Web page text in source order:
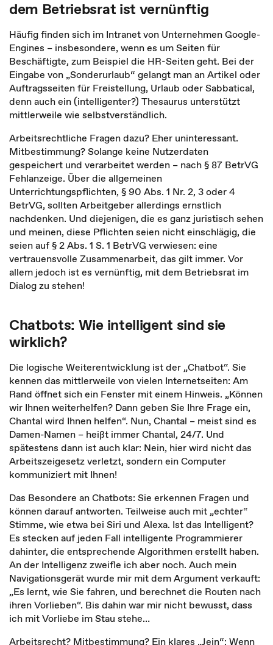
dem Betriebsrat ist vernünftig
Häufig finden sich im Intranet von Unternehmen Google-
Engines – insbesondere, wenn es um Seiten für
Beschäftigte, zum Beispiel die HR-Seiten geht. Bei der
Eingabe von „Sonderurlaub“ gelangt man an Artikel oder
Auftragsseiten für Freistellung, Urlaub oder Sabbatical,
denn auch ein (intelligenter?) Thesaurus unterstützt
mittlerweile wie selbstverständlich.
Arbeitsrechtliche Fragen dazu? Eher uninteressant.
Mitbestimmung? Solange keine Nutzerdaten
gespeichert und verarbeitet werden – nach § 87 BetrVG
Fehlanzeige. Über die allgemeinen
Unterrichtungspflichten, § 90 Abs. 1 Nr. 2, 3 oder 4
BetrVG, sollten Arbeitgeber allerdings ernstlich
nachdenken. Und diejenigen, die es ganz juristisch sehen
und meinen, diese Pflichten seien nicht einschlägig, die
seien auf § 2 Abs. 1 S. 1 BetrVG verwiesen: eine
vertrauensvolle Zusammenarbeit, das gilt immer. Vor
allem jedoch ist es vernünftig, mit dem Betriebsrat im
Dialog zu stehen!
Chatbots: Wie intelligent sind sie
wirklich?
Die logische Weiterentwicklung ist der „Chatbot“. Sie
kennen das mittlerweile von vielen Internetseiten: Am
Rand öffnet sich ein Fenster mit einem Hinweis. „Können
wir Ihnen weiterhelfen? Dann geben Sie Ihre Frage ein,
Chantal wird Ihnen helfen“. Nun, Chantal – meist sind es
Damen-Namen – heißt immer Chantal, 24/7. Und
spätestens dann ist auch klar: Nein, hier wird nicht das
Arbeitszeigesetz verletzt, sondern ein Computer
kommuniziert mit Ihnen!
Das Besondere an Chatbots: Sie erkennen Fragen und
können darauf antworten. Teilweise auch mit „echter“
Stimme, wie etwa bei Siri und Alexa. Ist das Intelligent?
Es stecken auf jeden Fall intelligente Programmierer
dahinter, die entsprechende Algorithmen erstellt haben.
An der Intelligenz zweifle ich aber noch. Auch mein
Navigationsgerät wurde mir mit dem Argument verkauft:
„Es lernt, wie Sie fahren, und berechnet die Routen nach
ihren Vorlieben“. Bis dahin war mir nicht bewusst, dass
ich mit Vorliebe im Stau stehe…
Arbeitsrecht? Mitbestimmung? Ein klares „Jein“: Wenn